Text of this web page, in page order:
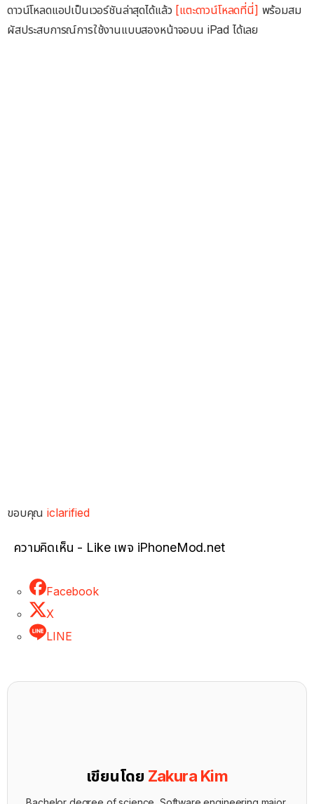
ดาวน์โหลดแอปเป็นเวอร์ชันล่าสุดได้แล้ว [แตะดาวน์โหลดที่นี่] พร้อมสม
ผัสประสบการณ์การใช้งานแบบสองหน้าจอบน iPad ได้เลย
ขอบคุณiclarified
ความคิดเห็น - Like เพจ iPhoneMod.net
Facebook
X
LINE
เขียนโดย Zakura Kim